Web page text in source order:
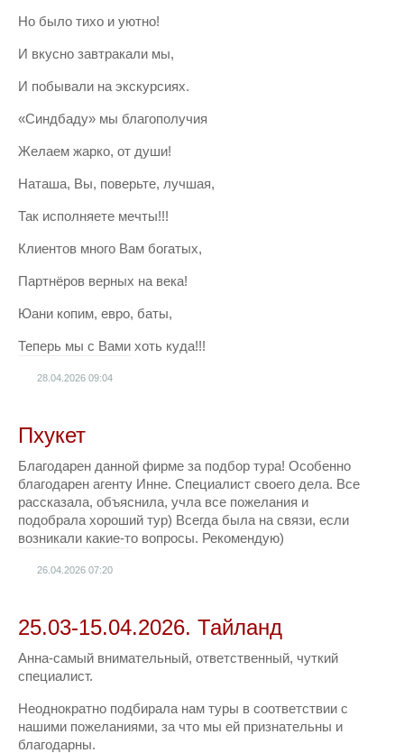
Но было тихо и уютно!
И вкусно завтракали мы,
И побывали на экскурсиях.
«Синдбаду» мы благополучия
Желаем жарко, от души!
Наташа, Вы, поверьте, лучшая,
Так исполняете мечты!!!
Клиентов много Вам богатых,
Партнёров верных на века!
Юани копим, евро, баты,
Теперь мы с Вами хоть куда!!!
28.04.2026 09:04
Пхукет
Благодарен данной фирме за подбор тура! Особенно
благодарен агенту Инне. Специалист своего дела. Все
рассказала, объяснила, учла все пожелания и
подобрала хороший тур) Всегда была на связи, если
возникали какие-то вопросы. Рекомендую)
26.04.2026 07:20
25.03-15.04.2026. Тайланд
Анна-самый внимательный, ответственный, чуткий
специалист.
Неоднократно подбирала нам туры в соответствии с
нашими пожеланиями, за что мы ей признательны и
благодарны.